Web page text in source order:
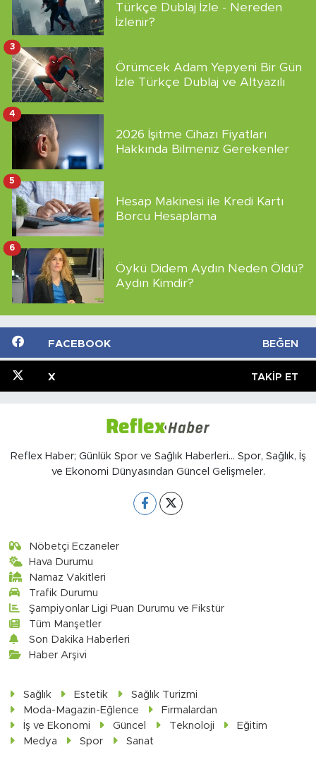
Türkçe Dublaj İzle - Nereden
İzlenir?
Örümcek Adam Yepyeni Bir Gün
İzle Türkçe Dublaj ve Altyazılı
3
2026 İşitme Cihazı Fiyatları
Hakkında Bilmeniz Gerekenler
4
Hesap Makinesi ile Kredi Kartı
Borcu Hesaplama
5
Öykü Didem Aydın Neden Öldü?
Aydın Kimdir?
6
FACEBOOK BEĞEN
X TAKIP ET
Reflex Haber; Günlük Spor ve Sağlık Haberleri... Spor, Sağlık, İş
ve Ekonomi Dünyasından Güncel Gelişmeler.
Nöbetçi Eczaneler
Hava Durumu
Namaz Vakitleri
Trafik Durumu
Şampiyonlar Ligi Puan Durumu ve Fikstür
Tüm Manşetler
Son Dakika Haberleri
Haber Arşivi
Sağlık Estetik
Sağlık Turizmi
Moda-Magazin-Eğlence
Firmalardan
İş ve Ekonomi
Güncel Teknoloji
Eğitim
Medya
Spor Sanat